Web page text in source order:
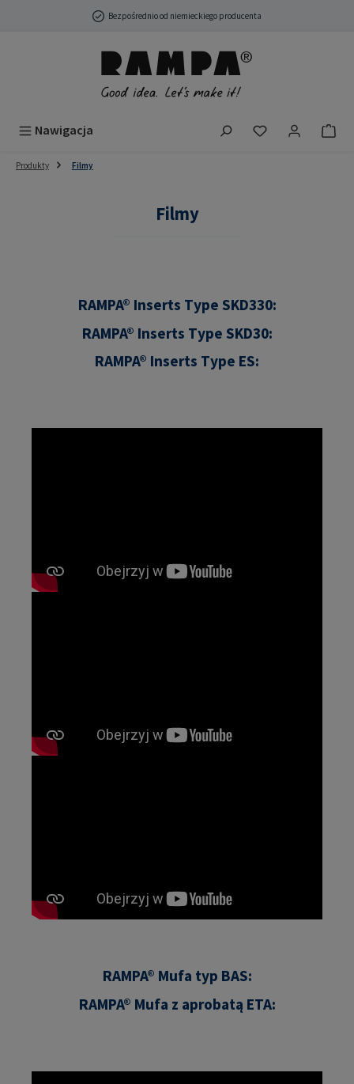
Przejdź do głównej zawartościBezpośrednio od niemieckiego producenta
Nawigacja Masz 0
Produkty Filmy
Filmy
RAMPA® Inserts Type SKD330:
RAMPA® Inserts Type SKD30:
RAMPA® Inserts Type ES:
RAMPA® Mufa typ BAS:
RAMPA® Mufa z aprobatą ETA: